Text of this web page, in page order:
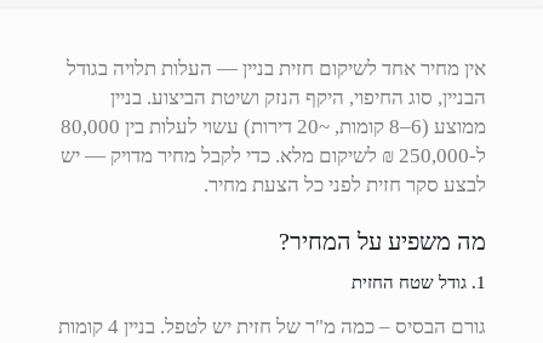
אין מחיר אחד לשיקום חזית בניין — העלות תלויה בגודל
הבניין, סוג החיפוי, היקף הנזק ושיטת הביצוע. בניין
ממוצע (6–8 קומות, ~20 דירות) עשוי לעלות בין 80,000
ל-250,000 ₪ לשיקום מלא. כדי לקבל מחיר מדויק — יש
לבצע סקר חזית לפני כל הצעת מחיר.
מה משפיע על המחיר?
1. גודל שטח החזית
גורם הבסיס – כמה מ"ר של חזית יש לטפל. בניין 4 קומות